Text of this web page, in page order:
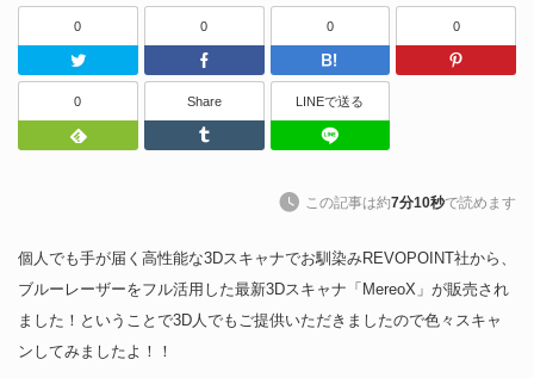
0
Twitter
0
Facebook
0
はてなブッ
0
0
Feedly
Share
Tumblr
LINEで送る
この記事は約7分10秒で読めます
個人でも手が届く高性能な3Dスキャナでお馴染みREVOPOINT社から、
ブルーレーザーをフル活用した最新3Dスキャナ「MereoX」が販売され
ました！ということで3D人でもご提供いただきましたので色々スキャ
ンしてみましたよ！！